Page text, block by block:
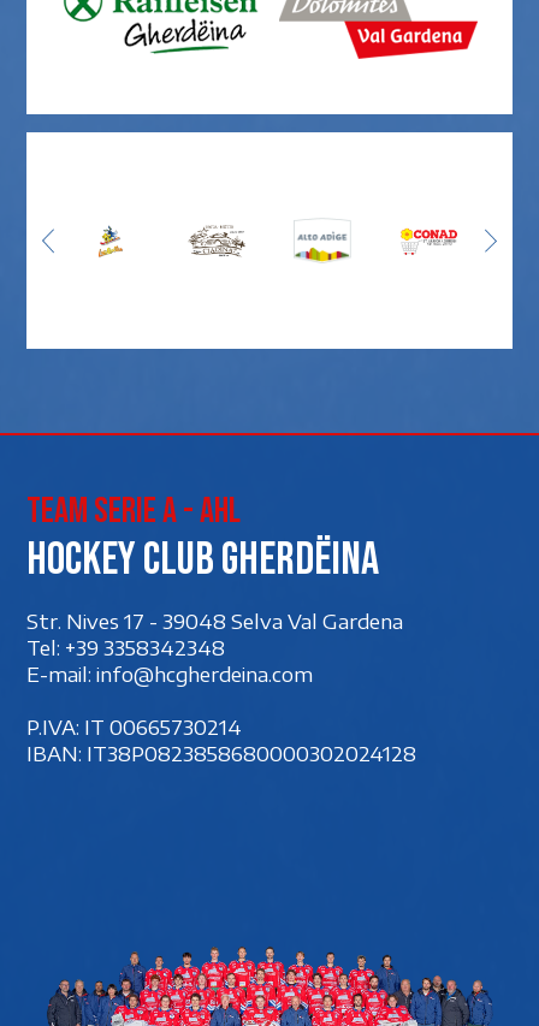
Team Serie A - AHL
Hockey club Gherdëina
Str. Nives 17 - 39048 Selva Val Gardena
Tel: +39 3358342348
E-mail: info@hcgherdeina.com
P.IVA: IT 00‍665730214
IBAN: IT38P0823858680000302024128